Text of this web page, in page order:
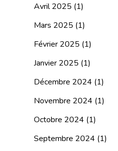
Avril 2025 (1)
Mars 2025 (1)
Février 2025 (1)
Janvier 2025 (1)
Décembre 2024 (1)
Novembre 2024 (1)
Octobre 2024 (1)
Septembre 2024 (1)